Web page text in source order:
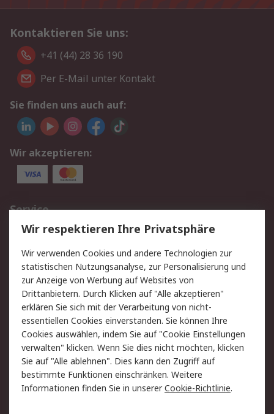
Kontaktieren Sie uns:
+41 (44) 28 36 190
Per E-Mail unter Kontakt
Sie finden uns auch auf:
Wir akzeptieren:
Service
Value Added Services
Lieferlösungen
Rücksendungen
Kontakt
Hilfe
Rechtliches
AGB
Datenschutz
Cookie-Richtlinie
Zahlungsbedingungen
Copyright/Impressum
Über RS
Wir respektieren Ihre Privatsphäre
Wir verwenden Cookies und andere Technologien zur
statistischen Nutzungsanalyse, zur Personalisierung und
zur Anzeige von Werbung auf Websites von
Drittanbietern. Durch Klicken auf "Alle akzeptieren"
erklären Sie sich mit der Verarbeitung von nicht-
essentiellen Cookies einverstanden. Sie können Ihre
Cookies auswählen, indem Sie auf "Cookie Einstellungen
verwalten" klicken. Wenn Sie dies nicht möchten, klicken
Sie auf "Alle ablehnen". Dies kann den Zugriff auf
bestimmte Funktionen einschränken. Weitere
Informationen finden Sie in unsererCookie-Richtlinie.